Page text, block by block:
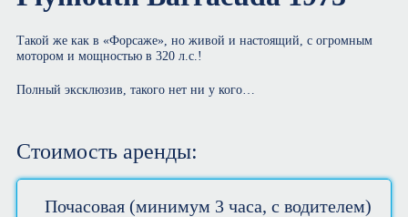
Такой же как в «Форсаже», но живой и настоящий, с огромным
мотором и мощностью в 320 л.с.!
Полный эксклюзив, такого нет ни у кого…
Стоимость аренды:
Почасовая (минимум 3 часа, с водителем)